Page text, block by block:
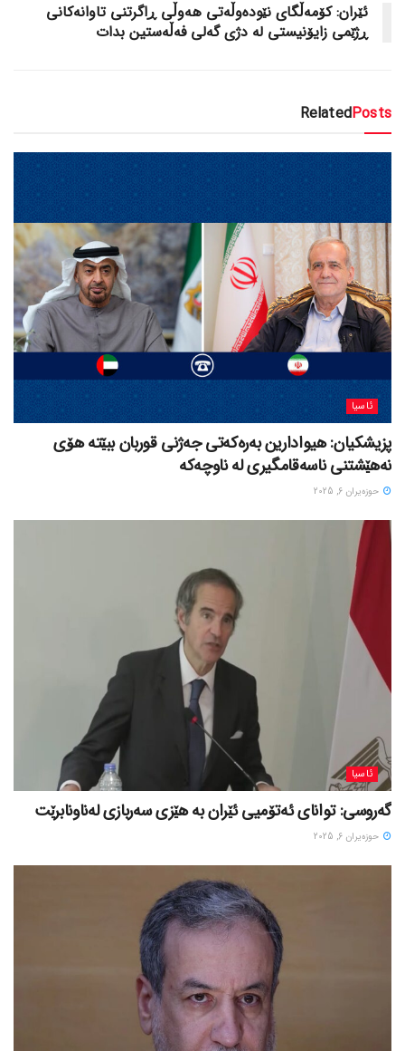
ئێران: کۆمەڵگای نێودەوڵەتی هەوڵی ڕاگرتنی تاوانەکانی
ڕژێمی زایۆنیستی لە دژی گەلی فەڵەستین بدات
RelatedPosts
ئاسیا
پزیشکیان: هیوادارین بەرەکەتی جەژنی قوربان ببێتە هۆی
نەهێشتنی ناسەقامگیری لە ناوچەکە
حوزه‌یران 6, 2025
ئاسیا
گەروسی: توانای ئەتۆمیی ئێران بە هێزی سەربازی لەناونابرێت
حوزه‌یران 6, 2025